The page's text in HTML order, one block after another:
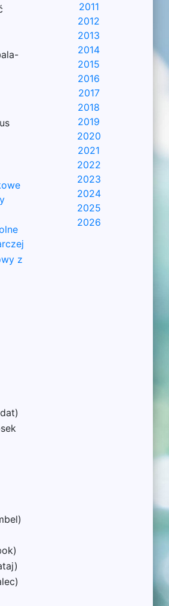
z
2011
2012
2013
2014
2015
2016
2017
2018
2019
2020
2021
2022
2023
2024
2025
2026